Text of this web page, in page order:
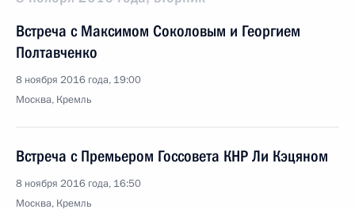
Встреча с Максимом Соколовым и Георгием
Полтавченко
8 ноября 2016 года, 19:00
Москва, Кремль
Встреча с Премьером Госсовета КНР Ли Кэцяном
8 ноября 2016 года, 16:50
Москва, Кремль